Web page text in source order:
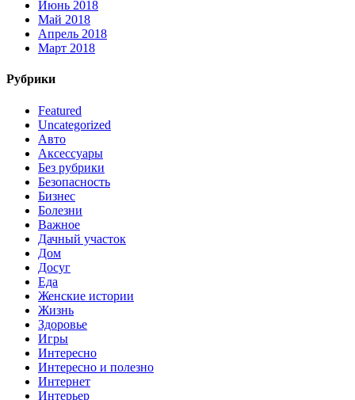
Июнь 2018
Май 2018
Апрель 2018
Март 2018
Рубрики
Featured
Uncategorized
Авто
Аксессуары
Без рубрики
Безопасность
Бизнес
Болезни
Важное
Дачный участок
Дом
Досуг
Еда
Женские истории
Жизнь
Здоровье
Игры
Интересно
Интересно и полезно
Интернет
Интерьер